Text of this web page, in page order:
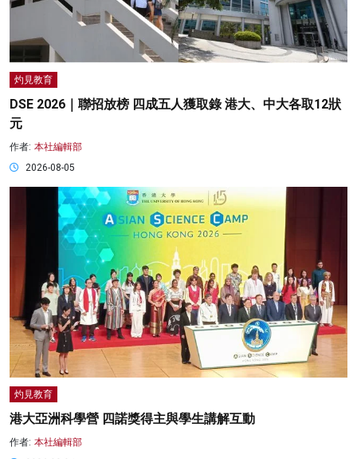
灼見教育
DSE 2026｜聯招放榜 四成五人獲取錄 港大、中大各取12狀
元
作者: 本社編輯部
2026-08-05
灼見教育
港大亞洲科學營 四諾獎得主與學生講解互動
作者: 本社編輯部